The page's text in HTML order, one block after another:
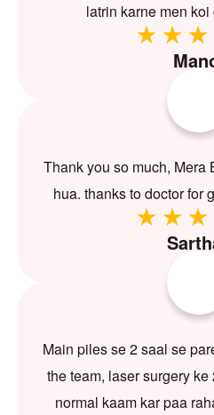
latrin karne men
Thank you so much, Mera
hua. thanks to doctor for
Main piles se 2 saal se
the team, laser surgery
normal kaam kar paa